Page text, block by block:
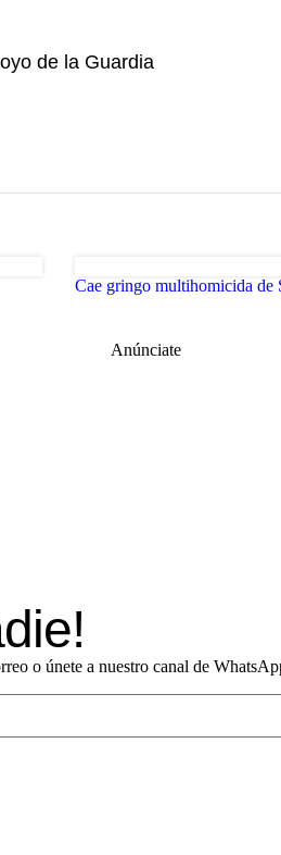
de la Guardia
Cae gringo multihomicida de
Anúnciate
o únete a nuestro canal de